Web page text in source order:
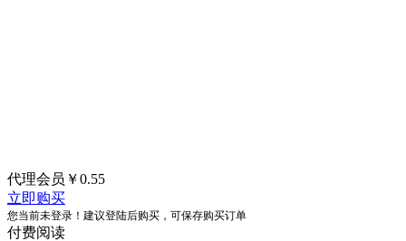
代理会员 ￥0.55
立即购买
您当前未登录！建议登陆后购买，可保存购买订单
付费阅读